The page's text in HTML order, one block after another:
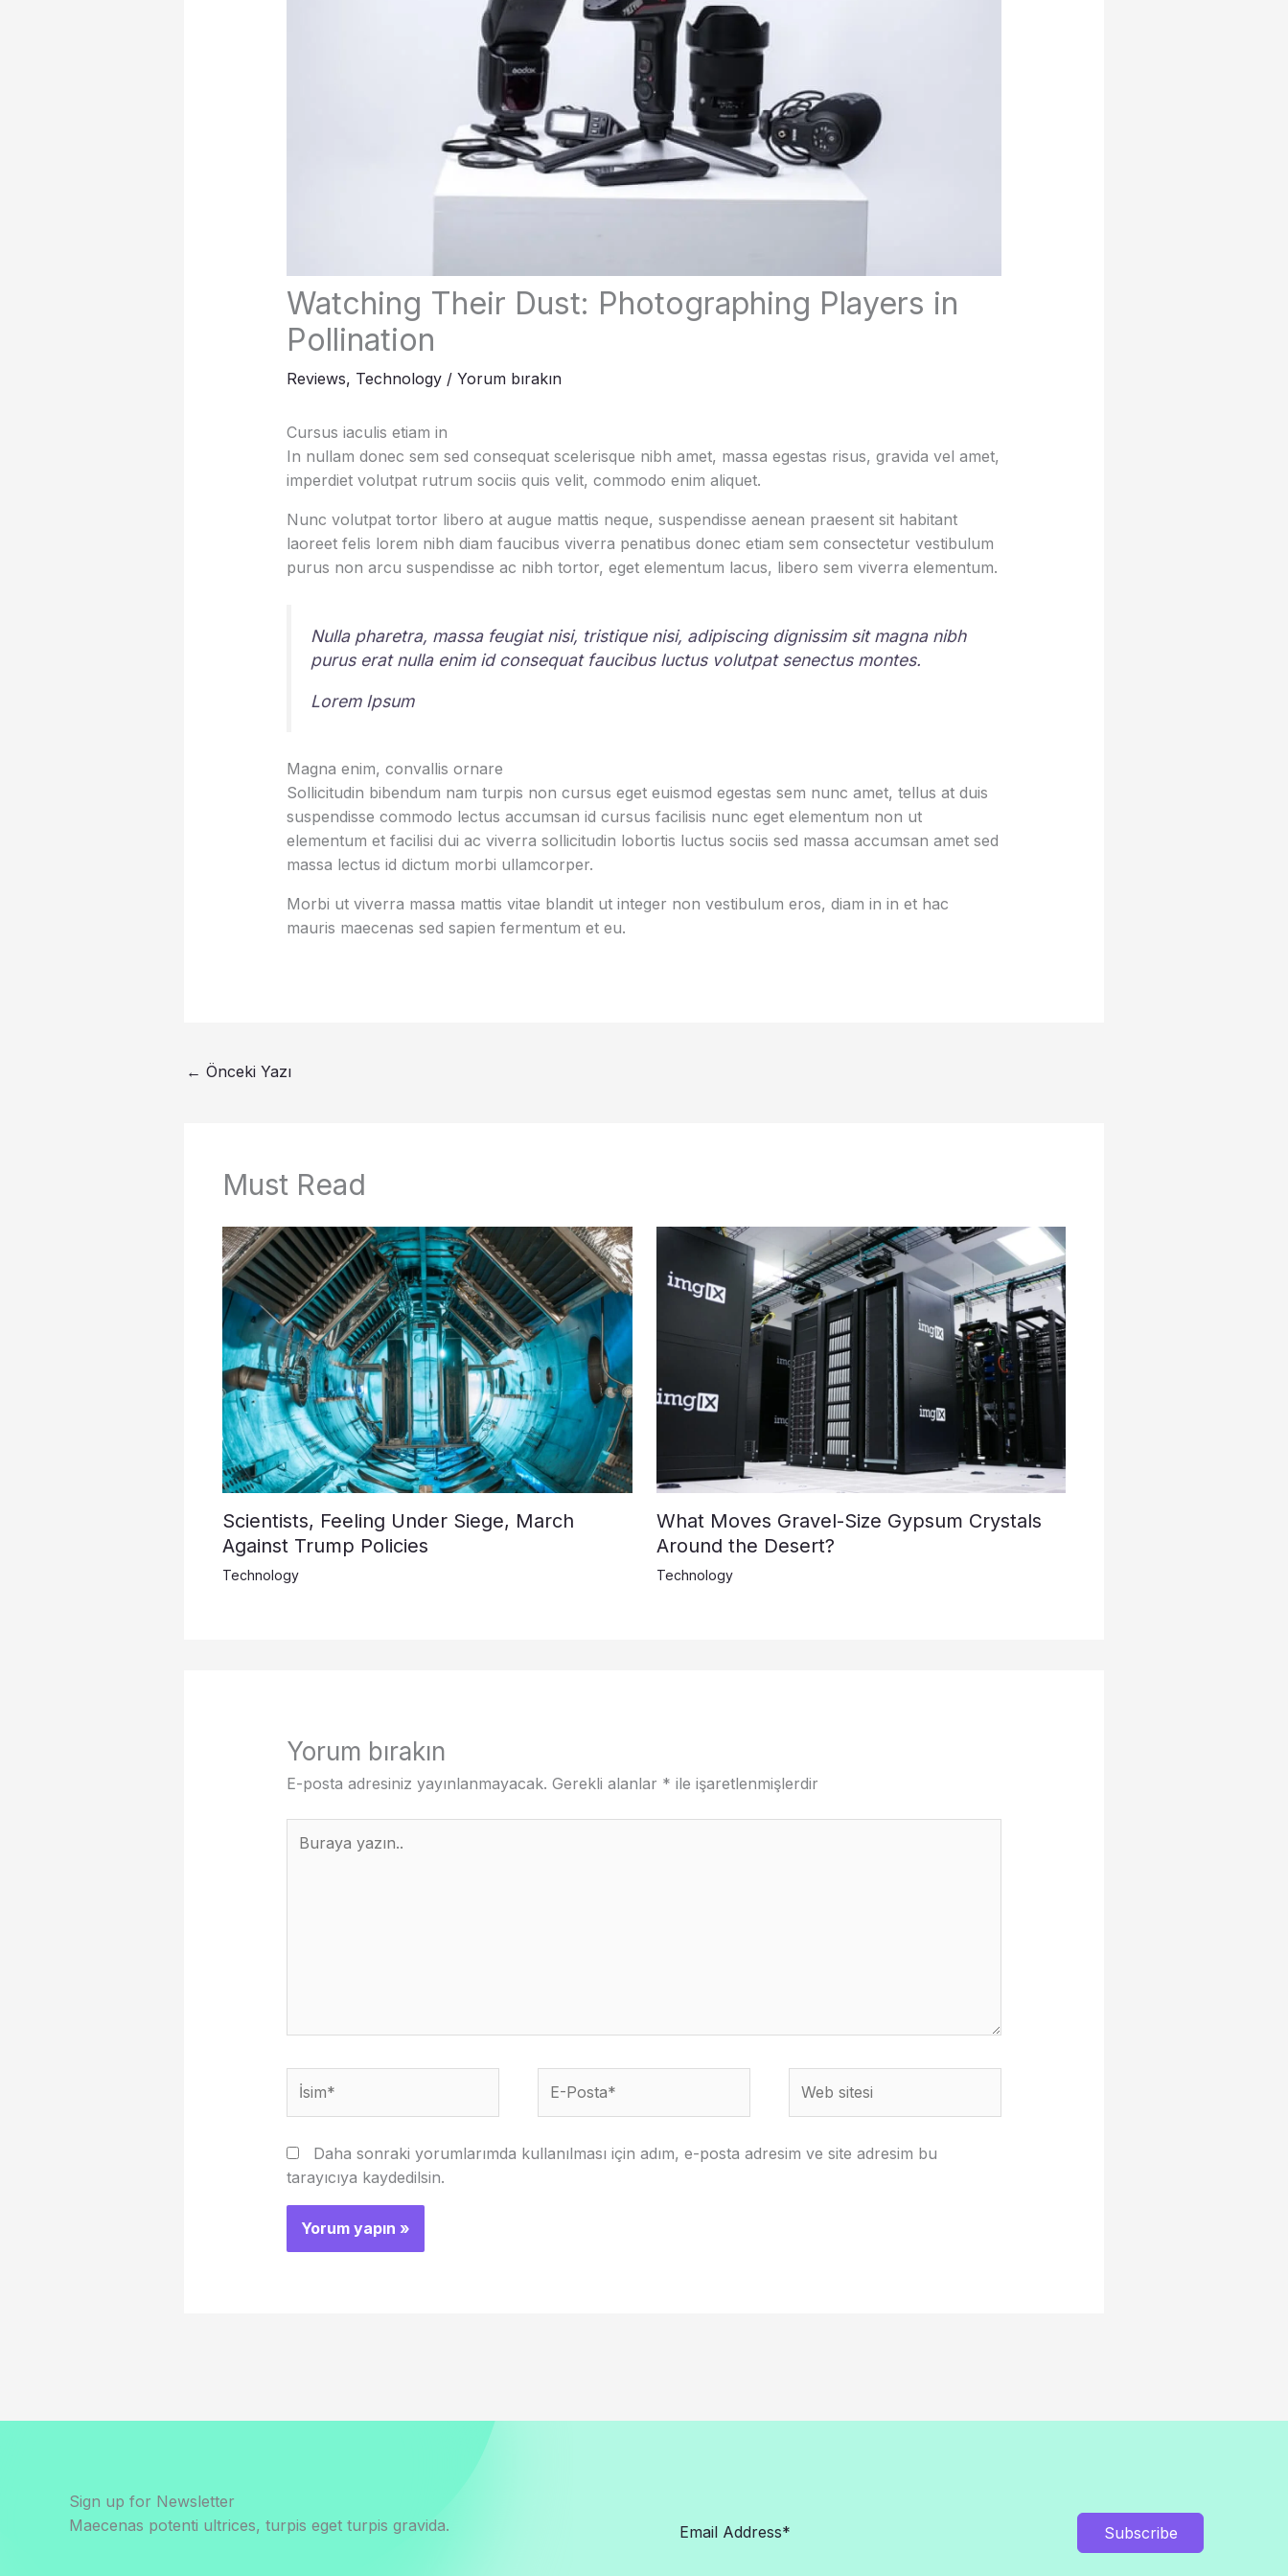
Watching Their Dust: Photographing Players in
Pollination
Reviews, Technology/ Yorum bırakın
Cursus iaculis etiam in
In nullam donec sem sed consequat scelerisque nibh amet, massa egestas risus, gravida vel amet,
imperdiet volutpat rutrum sociis quis velit, commodo enim aliquet.
Nunc volutpat tortor libero at augue mattis neque, suspendisse aenean praesent sit habitant
laoreet felis lorem nibh diam faucibus viverra penatibus donec etiam sem consectetur vestibulum
purus non arcu suspendisse ac nibh tortor, eget elementum lacus, libero sem viverra elementum.
Nulla pharetra, massa feugiat nisi, tristique nisi, adipiscing dignissim sit magna nibh
purus erat nulla enim id consequat faucibus luctus volutpat senectus montes.
Lorem Ipsum
Magna enim, convallis ornare
Sollicitudin bibendum nam turpis non cursus eget euismod egestas sem nunc amet, tellus at duis
suspendisse commodo lectus accumsan id cursus facilisis nunc eget elementum non ut
elementum et facilisi dui ac viverra sollicitudin lobortis luctus sociis sed massa accumsan amet sed
massa lectus id dictum morbi ullamcorper.
Morbi ut viverra massa mattis vitae blandit ut integer non vestibulum eros, diam in in et hac
mauris maecenas sed sapien fermentum et eu.
← Önceki Yazı
Must Read
Scientists, Feeling Under Siege, March
Against Trump Policies
Technology
What Moves Gravel-Size Gypsum Crystals
Around the Desert?
Technology
Yorum bırakın
E-posta adresiniz yayınlanmayacak. Gerekli alanlar * ile işaretlenmişlerdir
yazın..
Posta*
sitesi
Daha sonraki yorumlarımda kullanılması için adım, e-posta adresim ve site adresim bu
tarayıcıya kaydedilsin.
Sign up for Newsletter
Maecenas potenti ultrices, turpis eget turpis gravida.
Subscribe